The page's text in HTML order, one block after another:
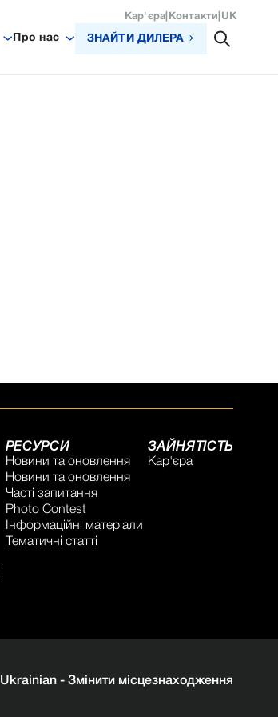
Кар'єра Контакти UK
Про нас ЗНАЙТИ ДИЛЕРА
РЕСУРСИ
Новини та оновлення
Новини та оновлення
Часті запитання
Photo Contest
Інформаційні матеріали
Тематичні статті
ЗАЙНЯТІСТЬ
Кар'єра
Ukrainian - Змінити місцезнаходження